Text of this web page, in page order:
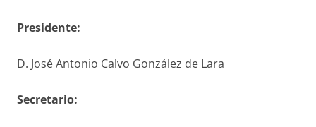
Presidente:
D. José Antonio Calvo González de Lara
Secretario: